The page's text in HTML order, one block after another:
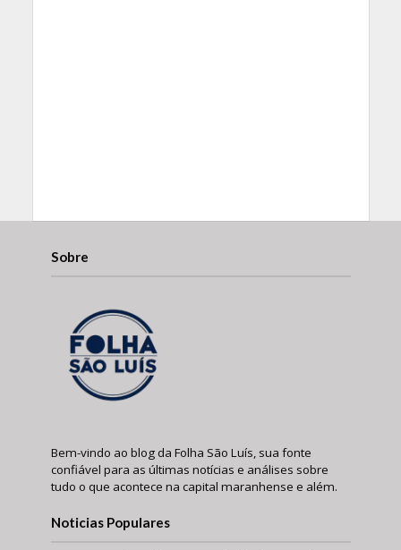
Sobre
Bem-vindo ao blog da Folha São Luís, sua fonte
confiável para as últimas notícias e análises sobre
tudo o que acontece na capital maranhense e além.
Noticias Populares